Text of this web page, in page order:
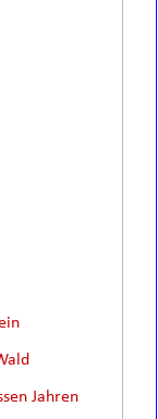
Jahren